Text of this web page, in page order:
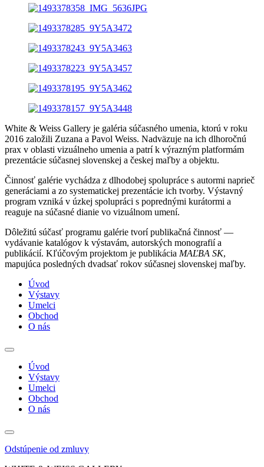
White & Weiss Gallery je galéria súčasného umenia, ktorú v roku
2016 založili Zuzana a Pavol Weiss. Nadväzuje na ich dlhoročnú
prax v oblasti vizuálneho umenia a patrí k výrazným platformám
prezentácie súčasnej slovenskej a českej maľby a objektu.
Činnosť galérie vychádza z dlhodobej spolupráce s autormi naprieč
generáciami a zo systematickej prezentácie ich tvorby. Výstavný
program vzniká v úzkej spolupráci s poprednými kurátormi a
reaguje na súčasné dianie vo vizuálnom umení.
Dôležitú súčasť programu galérie tvorí publikačná činnosť —
vydávanie katalógov k výstavám, autorských monografií a
publikácií. Kľúčovým projektom je publikácia MAĽBA SK,
mapujúca posledných dvadsať rokov súčasnej slovenskej maľby.
Úvod
Výstavy
Umelci
Obchod
O nás
Úvod
Výstavy
Umelci
Obchod
O nás
Odstúpenie od zmluvy